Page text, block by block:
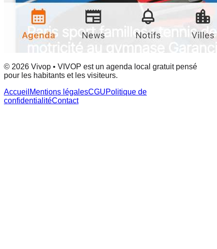
© 2026 Vivop • VIVOP est un agenda local gratuit pensé
pour les habitants et les visiteurs.
Accueil Mentions légalesCGUPolitique de
confidentialitéContact